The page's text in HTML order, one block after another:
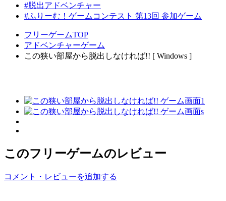
#脱出アドベンチャー
#ふりーむ！ゲームコンテスト 第13回 参加ゲーム
フリーゲームTOP
アドベンチャーゲーム
この狭い部屋から脱出しなければ!! [ Windows ]
このフリーゲームのレビュー
コメント・レビューを追加する